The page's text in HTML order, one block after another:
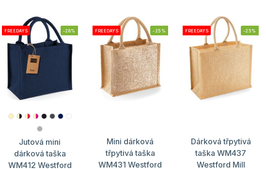
FREEDAYS -28%
Jutová mini
dárková taška
WM412 Westford
FREEDAYS -25%
Mini dárková
třpytivá taška
WM431 Westford
FREEDAYS -25%
Dárková třpytivá
taška WM437
Westford Mill